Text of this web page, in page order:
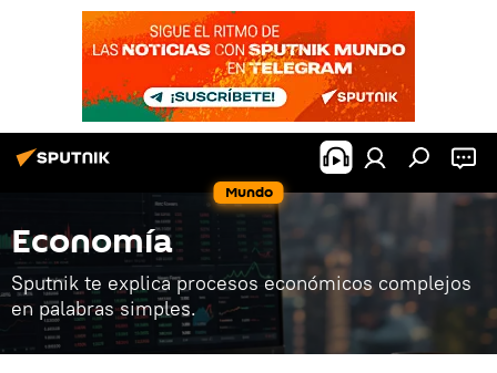
Mundo
Economía
Sputnik te explica procesos económicos complejos
en palabras simples.